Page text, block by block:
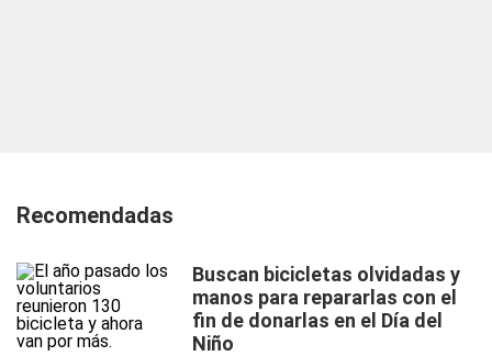
Recomendadas
Buscan bicicletas olvidadas y
manos para repararlas con el
fin de donarlas en el Día del
Niño